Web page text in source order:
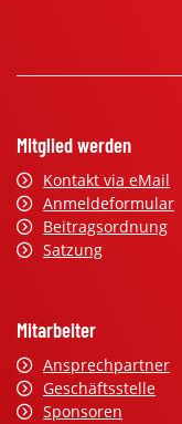
Mitglied werden
Kontakt via eMail
Anmeldeformular
Beitragsordnung
Satzung
Mitarbeiter
Ansprechpartner
Geschäftsstelle
Sponsoren